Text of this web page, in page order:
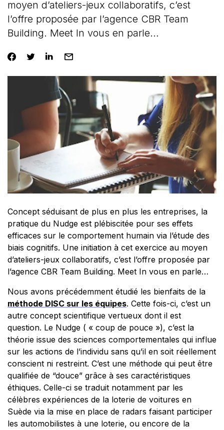
moyen d’ateliers-jeux collaboratifs, c’est
l’offre proposée par l’agence CBR Team
Building. Meet In vous en parle…
Concept séduisant de plus en plus les entreprises, la
pratique du Nudge est plébiscitée pour ses effets
efficaces sur le comportement humain via l’étude des
biais cognitifs. Une initiation à cet exercice au moyen
d’ateliers-jeux collaboratifs, c’est l’offre proposée par
l’agence CBR Team Building. Meet In vous en parle…
Nous avons précédemment étudié les bienfaits de la
méthode DISC sur les équipes. Cette fois-ci, c’est un
autre concept scientifique vertueux dont il est
question. Le Nudge ( « coup de pouce »), c’est la
théorie issue des sciences comportementales qui influe
sur les actions de l’individu sans qu’il en soit réellement
conscient ni restreint. C’est une méthode qui peut être
qualifiée de “douce” grâce à ses caractéristiques
éthiques. Celle-ci se traduit notamment par les
célèbres expériences de la loterie de voitures en
Suède via la mise en place de radars faisant participer
les automobilistes à une loterie, ou encore de la